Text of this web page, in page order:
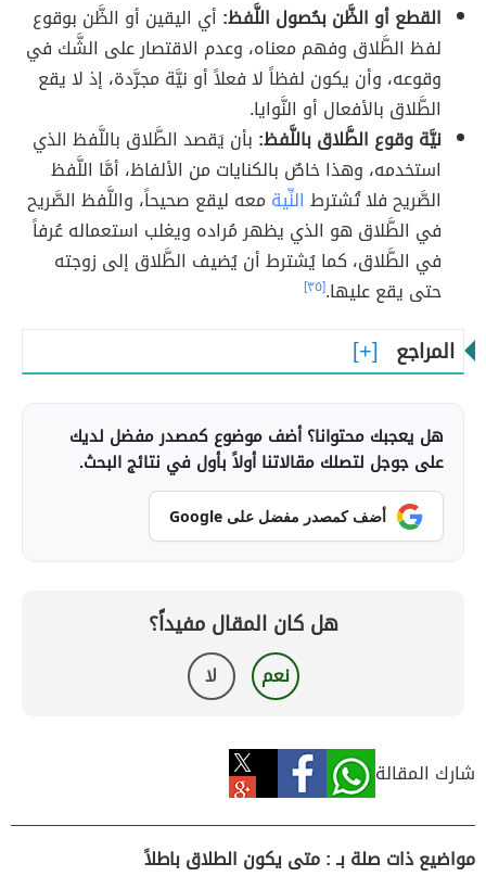
القطع أو الظَّن بحُصول اللَّفظ: أي اليقين أو الظَّن بوقوع
لفظ الطَّلاق وفهم معناه، وعدم الاقتصار على الشَّك في
وقوعه، وأن يكون لفظاً لا فعلاً أو نيَّة مجرَّدة، إذ لا يقع
الطَّلاق بالأفعال أو النَّوايا.
نيَّة وقوع الطَّلاق باللَّفظ: بأن يَقصد الطَّلاق باللَّفظ الذي
استخدمه، وهذا خاصٌ بالكنايات من الألفاظ، أمَّا اللَّفظ
الصَّريح فلا تُشترط النِّية معه ليقع صحيحاً، واللَّفظ الصَّريح
في الطَّلاق هو الذي يظهر مُراده ويغلب استعماله عُرفاً
في الطَّلاق، كما يُشترط أن يُضيف الطَّلاق إلى زوجته
حتى يقع عليها.[٣٥]
المراجع
هل يعجبك محتوانا؟ أضف موضوع كمصدر مفضل لديك
على جوجل لتصلك مقالاتنا أولاً بأول في نتائج البحث.
أضف كمصدر مفضل على Google
هل كان المقال مفيداً؟
نعم لا
شارك المقالة
مواضيع ذات صلة بـ : متى يكون الطلاق باطلاً